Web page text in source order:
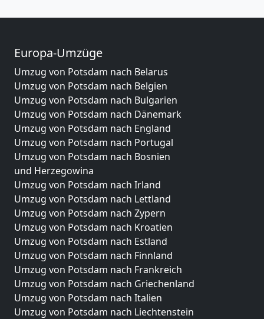
Europa-Umzüge
Umzug von Potsdam nach Belarus
Umzug von Potsdam nach Belgien
Umzug von Potsdam nach Bulgarien
Umzug von Potsdam nach Dänemark
Umzug von Potsdam nach England
Umzug von Potsdam nach Portugal
Umzug von Potsdam nach Bosnien
und Herzegowina
Umzug von Potsdam nach Irland
Umzug von Potsdam nach Lettland
Umzug von Potsdam nach Zypern
Umzug von Potsdam nach Kroatien
Umzug von Potsdam nach Estland
Umzug von Potsdam nach Finnland
Umzug von Potsdam nach Frankreich
Umzug von Potsdam nach Griechenland
Umzug von Potsdam nach Italien
Umzug von Potsdam nach Liechtenstein